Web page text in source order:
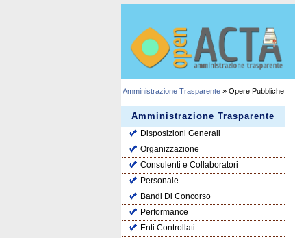
Amministrazione Trasparente » Opere Pubbliche
Amministrazione Trasparente
Disposizioni Generali
Organizzazione
Consulenti e Collaboratori
Personale
Bandi Di Concorso
Performance
Enti Controllati